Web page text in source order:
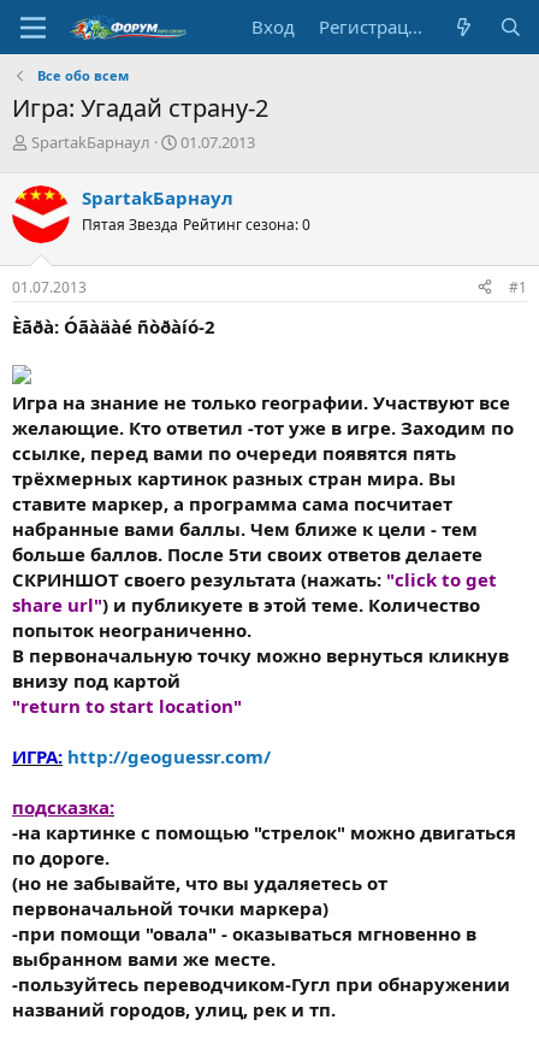
Вход Регистрация
Все обо всем
Игра: Угадай страну-2
А
т
о
р
т
е
м
SpartakБарнаул
Д
а
н
ч
л
а
01.07.2013
SpartakБарнаул
Пятая Звезда Рейтинг сезона: 0
01.07.2013 #1
Èãðà: Óãàäàé ñòðàíó-2
Игра на знание не только географии. Участвуют все
желающие. Кто ответил -тот уже в игре. Заходим по
ссылке, перед вами по очереди появятся пять
трёхмерных картинок разных стран мира. Вы
ставите маркер, а программа сама посчитает
набранные вами баллы. Чем ближе к цели - тем
больше баллов. После 5ти своих ответов делаете
СКРИНШОТ своего результата (нажать: "click to get
share url") и публикуете в этой теме. Количество
попыток неограниченно.
В первоначальную точку можно вернуться кликнув
внизу под картой
"return to start location"
ИГРА: http://geoguessr.com/
подсказка:
-на картинке с помощью "стрелок" можно двигаться
по дороге.
(но не забывайте, что вы удаляетесь от
первоначальной точки маркера)
-при помощи "овала" - оказываться мгновенно в
выбранном вами же месте.
-пользуйтесь переводчиком-Гугл при обнаружении
названий городов, улиц, рек и тп.